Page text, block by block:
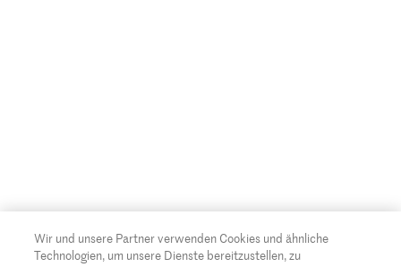
Wir und unsere Partner verwenden Cookies und ähnliche
Technologien, um unsere Dienste bereitzustellen, zu